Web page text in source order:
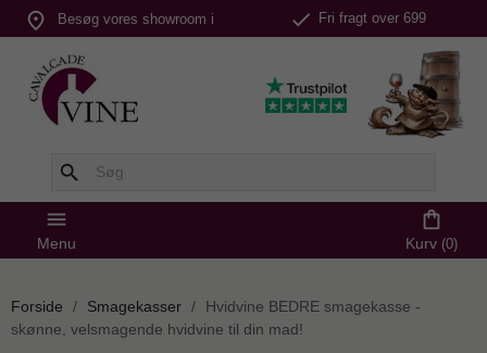
place Besøg vores showroom i
Silkeborg
check Fri fragt over 699
search
menu
Menu
shopping_bag
Kurv (0)
Forside Smagekasser
Hvidvine BEDRE smagekasse -
skønne, velsmagende hvidvine til din mad!